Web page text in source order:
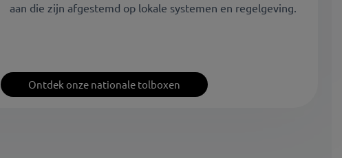
aan die zijn afgestemd op lokale systemen en regelgeving.
Ontdek onze nationale tolboxen